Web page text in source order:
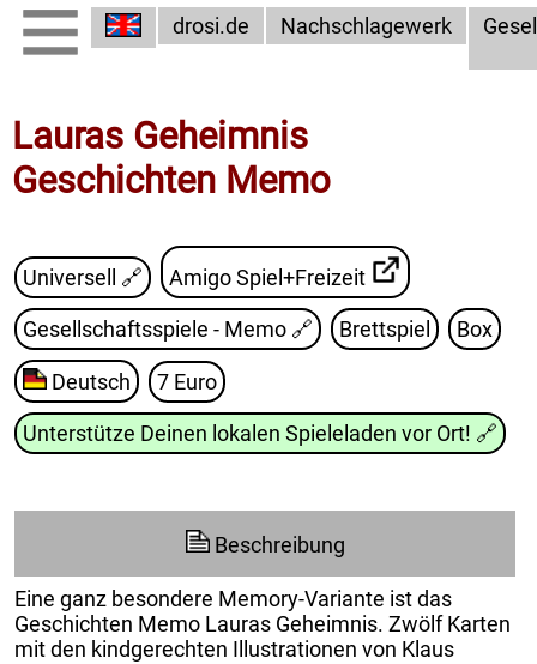
drosi.de Nachschlagewerk
Lauras Geheimnis
Geschichten Memo
Universell 🔗 Amigo Spiel+Freizeit
Gesellschaftsspiele - Memo 🔗 Brettspiel Box
Deutsch 7 Euro
Unterstütze Deinen lokalen Spieleladen vor Ort! 🔗
Beschreibung
Eine ganz besondere Memory-Variante ist das
Geschichten Memo Lauras Geheimnis. Zwölf Karten
mit den kindgerechten Illustrationen von Klaus